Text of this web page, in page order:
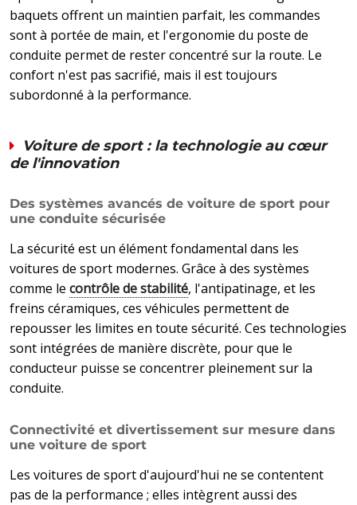
baquets offrent un maintien parfait, les commandes
sont à portée de main, et l'ergonomie du poste de
conduite permet de rester concentré sur la route. Le
confort n'est pas sacrifié, mais il est toujours
subordonné à la performance.
Voiture de sport : la technologie au cœur
de l'innovation
Des systèmes avancés de voiture de sport pour
une conduite sécurisée
La sécurité est un élément fondamental dans les
voitures de sport modernes. Grâce à des systèmes
comme le contrôle de stabilité, l'antipatinage, et les
freins céramiques, ces véhicules permettent de
repousser les limites en toute sécurité. Ces technologies
sont intégrées de manière discrète, pour que le
conducteur puisse se concentrer pleinement sur la
conduite.
Connectivité et divertissement sur mesure dans
une voiture de sport
Les voitures de sport d'aujourd'hui ne se contentent
pas de la performance ; elles intègrent aussi des